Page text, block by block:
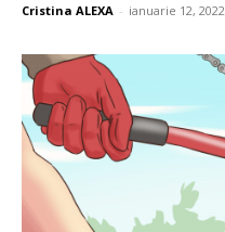
Cristina ALEXA - ianuarie 12, 2022